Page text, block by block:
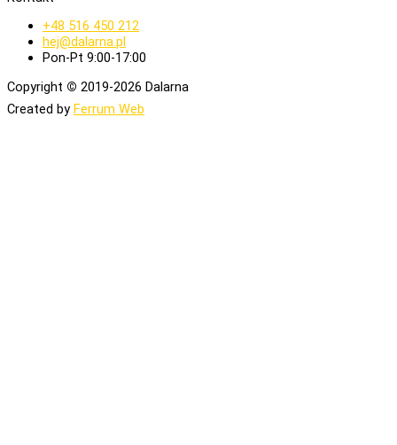
+48 516 450 212
hej@dalarna.pl
Pon-Pt 9:00-17:00
Copyright © 2019-2026 Dalarna
Created by Ferrum Web